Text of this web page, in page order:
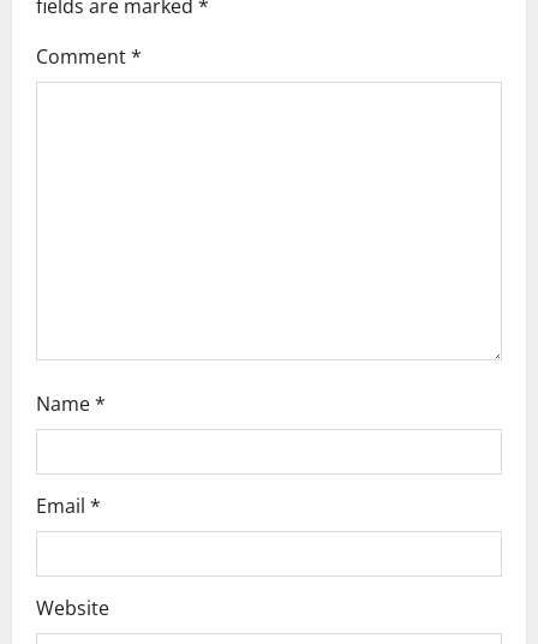
i
g
fields are marked *
Comment*
Name*
Email *
Website